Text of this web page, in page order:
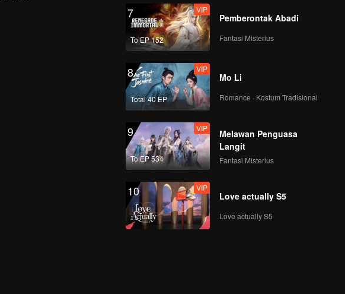
7
To EP 152
VIP
Pemberontak Abadi
Fantasi Misterius
8
Total 40 EP
VIP
Mo Li
Romance · Kostum Tradisional
9
To EP 534
VIP
Melawan Penguasa
Langit
Fantasi Misterius
10 VIP
Love actually S5
Love actually S5